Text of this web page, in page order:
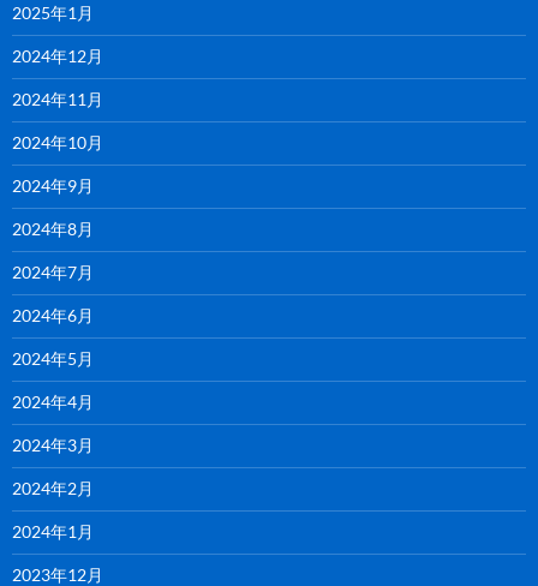
2025年1月
2024年12月
2024年11月
2024年10月
2024年9月
2024年8月
2024年7月
2024年6月
2024年5月
2024年4月
2024年3月
2024年2月
2024年1月
2023年12月